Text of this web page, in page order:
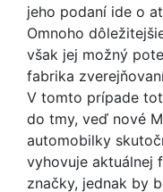
jeho podaní ide o
Omnoho
však jej možný
fabrika
V tomto prípade
do tmy, veď nové
automobilky
vyhovuje aktuálnej
značky, jednak by